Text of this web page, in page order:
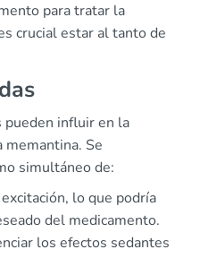
para tratar la
crucial estar al tanto de
pueden influir en la
memantina. Se
simultáneo de:
lo que podría
del medicamento.
los efectos sedantes